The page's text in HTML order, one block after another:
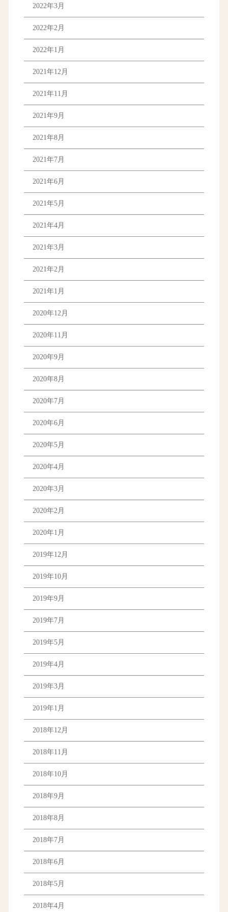
2022年3月
2022年2月
2022年1月
2021年12月
2021年11月
2021年9月
2021年8月
2021年7月
2021年6月
2021年5月
2021年4月
2021年3月
2021年2月
2021年1月
2020年12月
2020年11月
2020年9月
2020年8月
2020年7月
2020年6月
2020年5月
2020年4月
2020年3月
2020年2月
2020年1月
2019年12月
2019年10月
2019年9月
2019年7月
2019年5月
2019年4月
2019年3月
2019年1月
2018年12月
2018年11月
2018年10月
2018年9月
2018年8月
2018年7月
2018年6月
2018年5月
2018年4月